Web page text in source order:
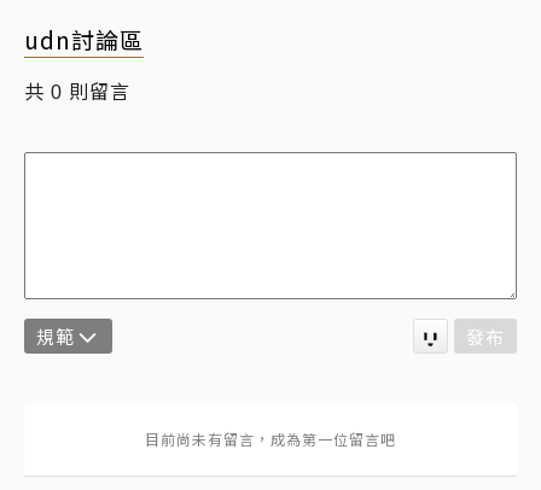
udn討論區
共 0 則留言
規範 發布